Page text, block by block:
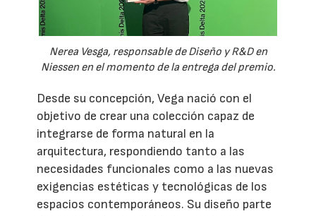
Nerea Vesga, responsable de Diseño y R&D en
Niessen en el momento de la entrega del premio.
Desde su concepción, Vega nació con el
objetivo de crear una colección capaz de
integrarse de forma natural en la
arquitectura, respondiendo tanto a las
necesidades funcionales como a las nuevas
exigencias estéticas y tecnológicas de los
espacios contemporáneos. Su diseño parte